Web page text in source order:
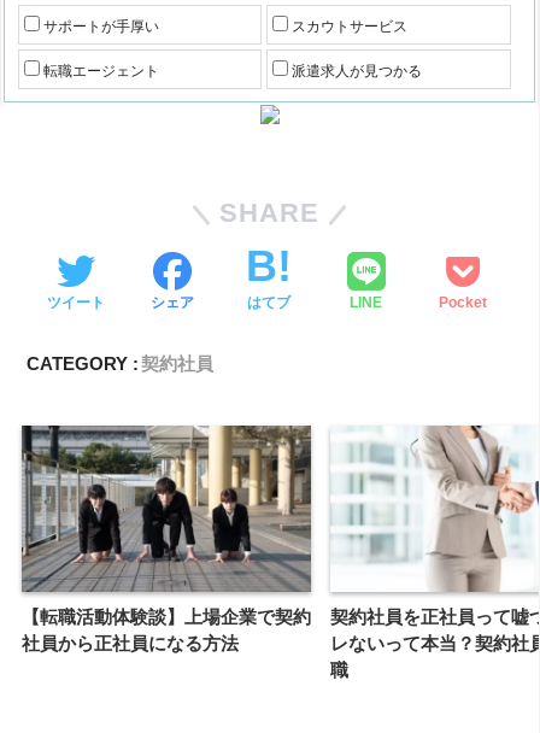
サポートが手厚い スカウトサービス
転職エージェント 派遣求人が見つかる
SHARE
ツイート シェア はてブ LINE Pocket
CATEGORY :契約社員
【転職活動体験談】上場企業で契約
社員から正社員になる方法
契約社員を正社員って嘘
レないって本当？契約社
職